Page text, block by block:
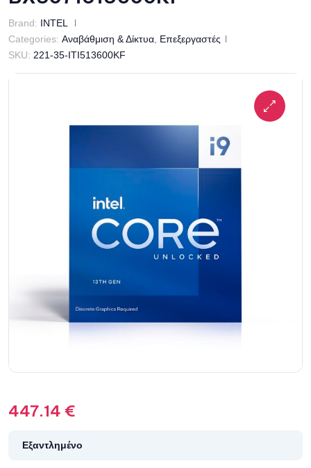
Brand: INTEL
Categories: Αναβάθμιση & Δίκτυα Επεξεργαστές
SKU: 221-35-ITI513600KF
447.14 €
Εξαντλημένο